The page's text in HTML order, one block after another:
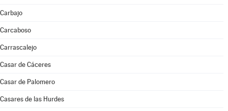
Carbajo
Carcaboso
Carrascalejo
Casar de Cáceres
Casar de Palomero
Casares de las Hurdes